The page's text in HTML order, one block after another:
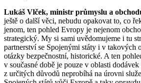
Lukáš Vlček, ministr průmyslu a
ještě o další věci, nebudu opakovat to, co
jenom, ten pohled Evropy je nejenom
strategický. My si sami uvědomujeme i tu
partnerství se Spojenými státy i v takových
otázky bezpečnostní, historické. A ten
v současné době je pouze v oblasti
z určitých důvodů neprobíhá na úrovni